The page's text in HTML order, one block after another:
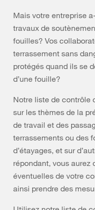
Mais votre entreprise
travaux de
fouilles? Vos
terrassement sans
protégés quand ils se
d’une fouille?
Notre liste de contrôle
sur les thèmes de la
de travail et des
terrassements ou des
d’étayages, et sur
répondant, vous
éventuelles de votre
ainsi prendre des